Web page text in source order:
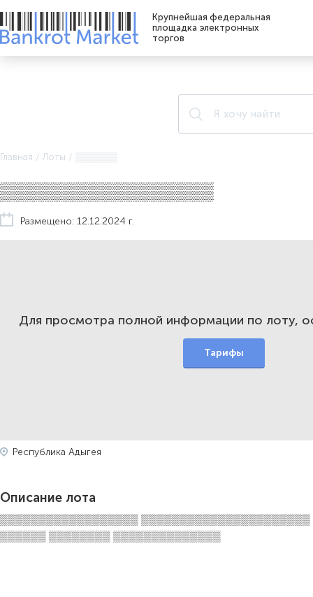
Крупнейшая федеральная
площадка электронных
торгов
Главная / Лоты /
▒▒▒▒▒▒▒▒▒▒▒▒▒▒▒▒▒
Размещено: 12.12.2024 г.
Для просмотра полной информации по лоту,
Тарифы
Республика Адыгея
Описание лота
▒▒▒▒▒▒▒▒▒▒▒▒▒▒▒▒▒▒ ▒▒▒▒▒▒▒▒▒▒▒▒▒▒▒▒▒▒▒▒▒▒
▒▒▒▒▒▒ ▒▒▒▒▒▒▒▒ ▒▒▒▒▒▒▒▒▒▒▒▒▒▒